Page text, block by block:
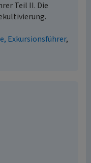
Teil II. Die
Exkursionsführer,